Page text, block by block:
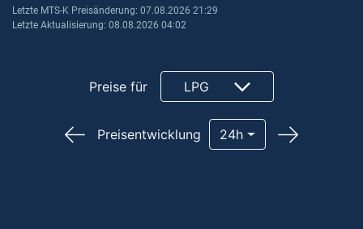
Letzte MTS-K Preisänderung: 07.08.2026 21:29
Letzte Aktualisierung: 08.08.2026 04:02
Preise für LPG
Preisentwicklung 24h